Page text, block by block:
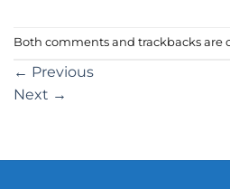
Both comments and trackbacks are
← Previous
Next →